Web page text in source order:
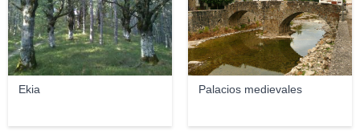
Ekia Palacios medievales